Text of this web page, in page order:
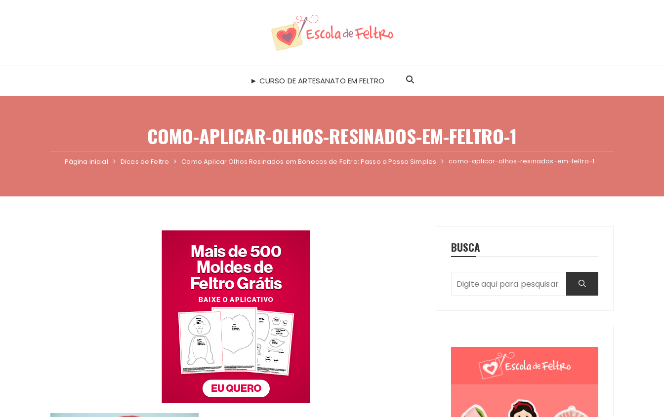
► CURSO DE ARTESANATO EM FELTRO
COMO-APLICAR-OLHOS-RESINADOS-EM-FELTRO-1
Página inicial Dicas de Feltro Como Aplicar Olhos Resinados em Bonecos de Feltro: Passo a Passo Simples como-aplicar-olhos-resinados-em-feltro-1
BUSCA